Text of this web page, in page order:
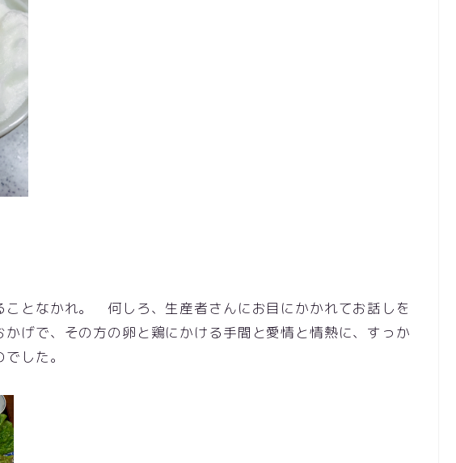
ことなかれ。 何しろ、生産者さんにお目にかかれてお話しを
げで、その方の卵と鶏にかける手間と愛情と情熱に、すっか
した。